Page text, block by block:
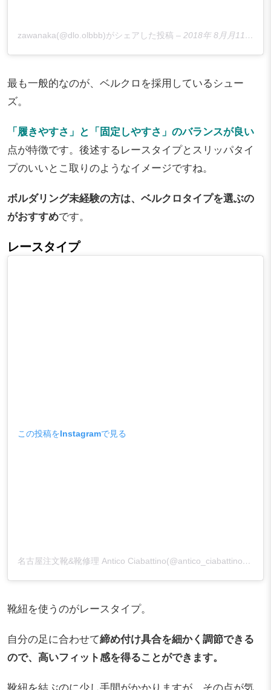
zawanaka(@dlo.olbbb)がシェアした投稿 – 2018年 8月月11日午前3時13分PDT
最も一般的なのが、ベルクロを採用しているシュー
ズ。
「履きやすさ」と「固定しやすさ」のバランスが良い
点が特徴です。後述するレースタイプとスリッパタイ
プのいいとこ取りのようなイメージですね。
ボルダリング未経験の方は、ベルクロタイプを選ぶの
がおすすめです。
レースタイプ
この投稿をInstagramで見る
名古屋注文靴&靴修理 Antico Ciabattino(@antico_ciabattino)がシェアした投稿
靴紐を使うのがレースタイプ。
自分の足に合わせて締め付け具合を細かく調節できる
ので、高いフィット感を得ることができます。